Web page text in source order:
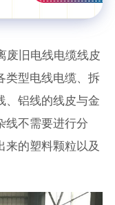
旧电线电缆线皮
类型电线电缆、拆
、铝线的线皮与金
线不需要进行分
的塑料颗粒以及